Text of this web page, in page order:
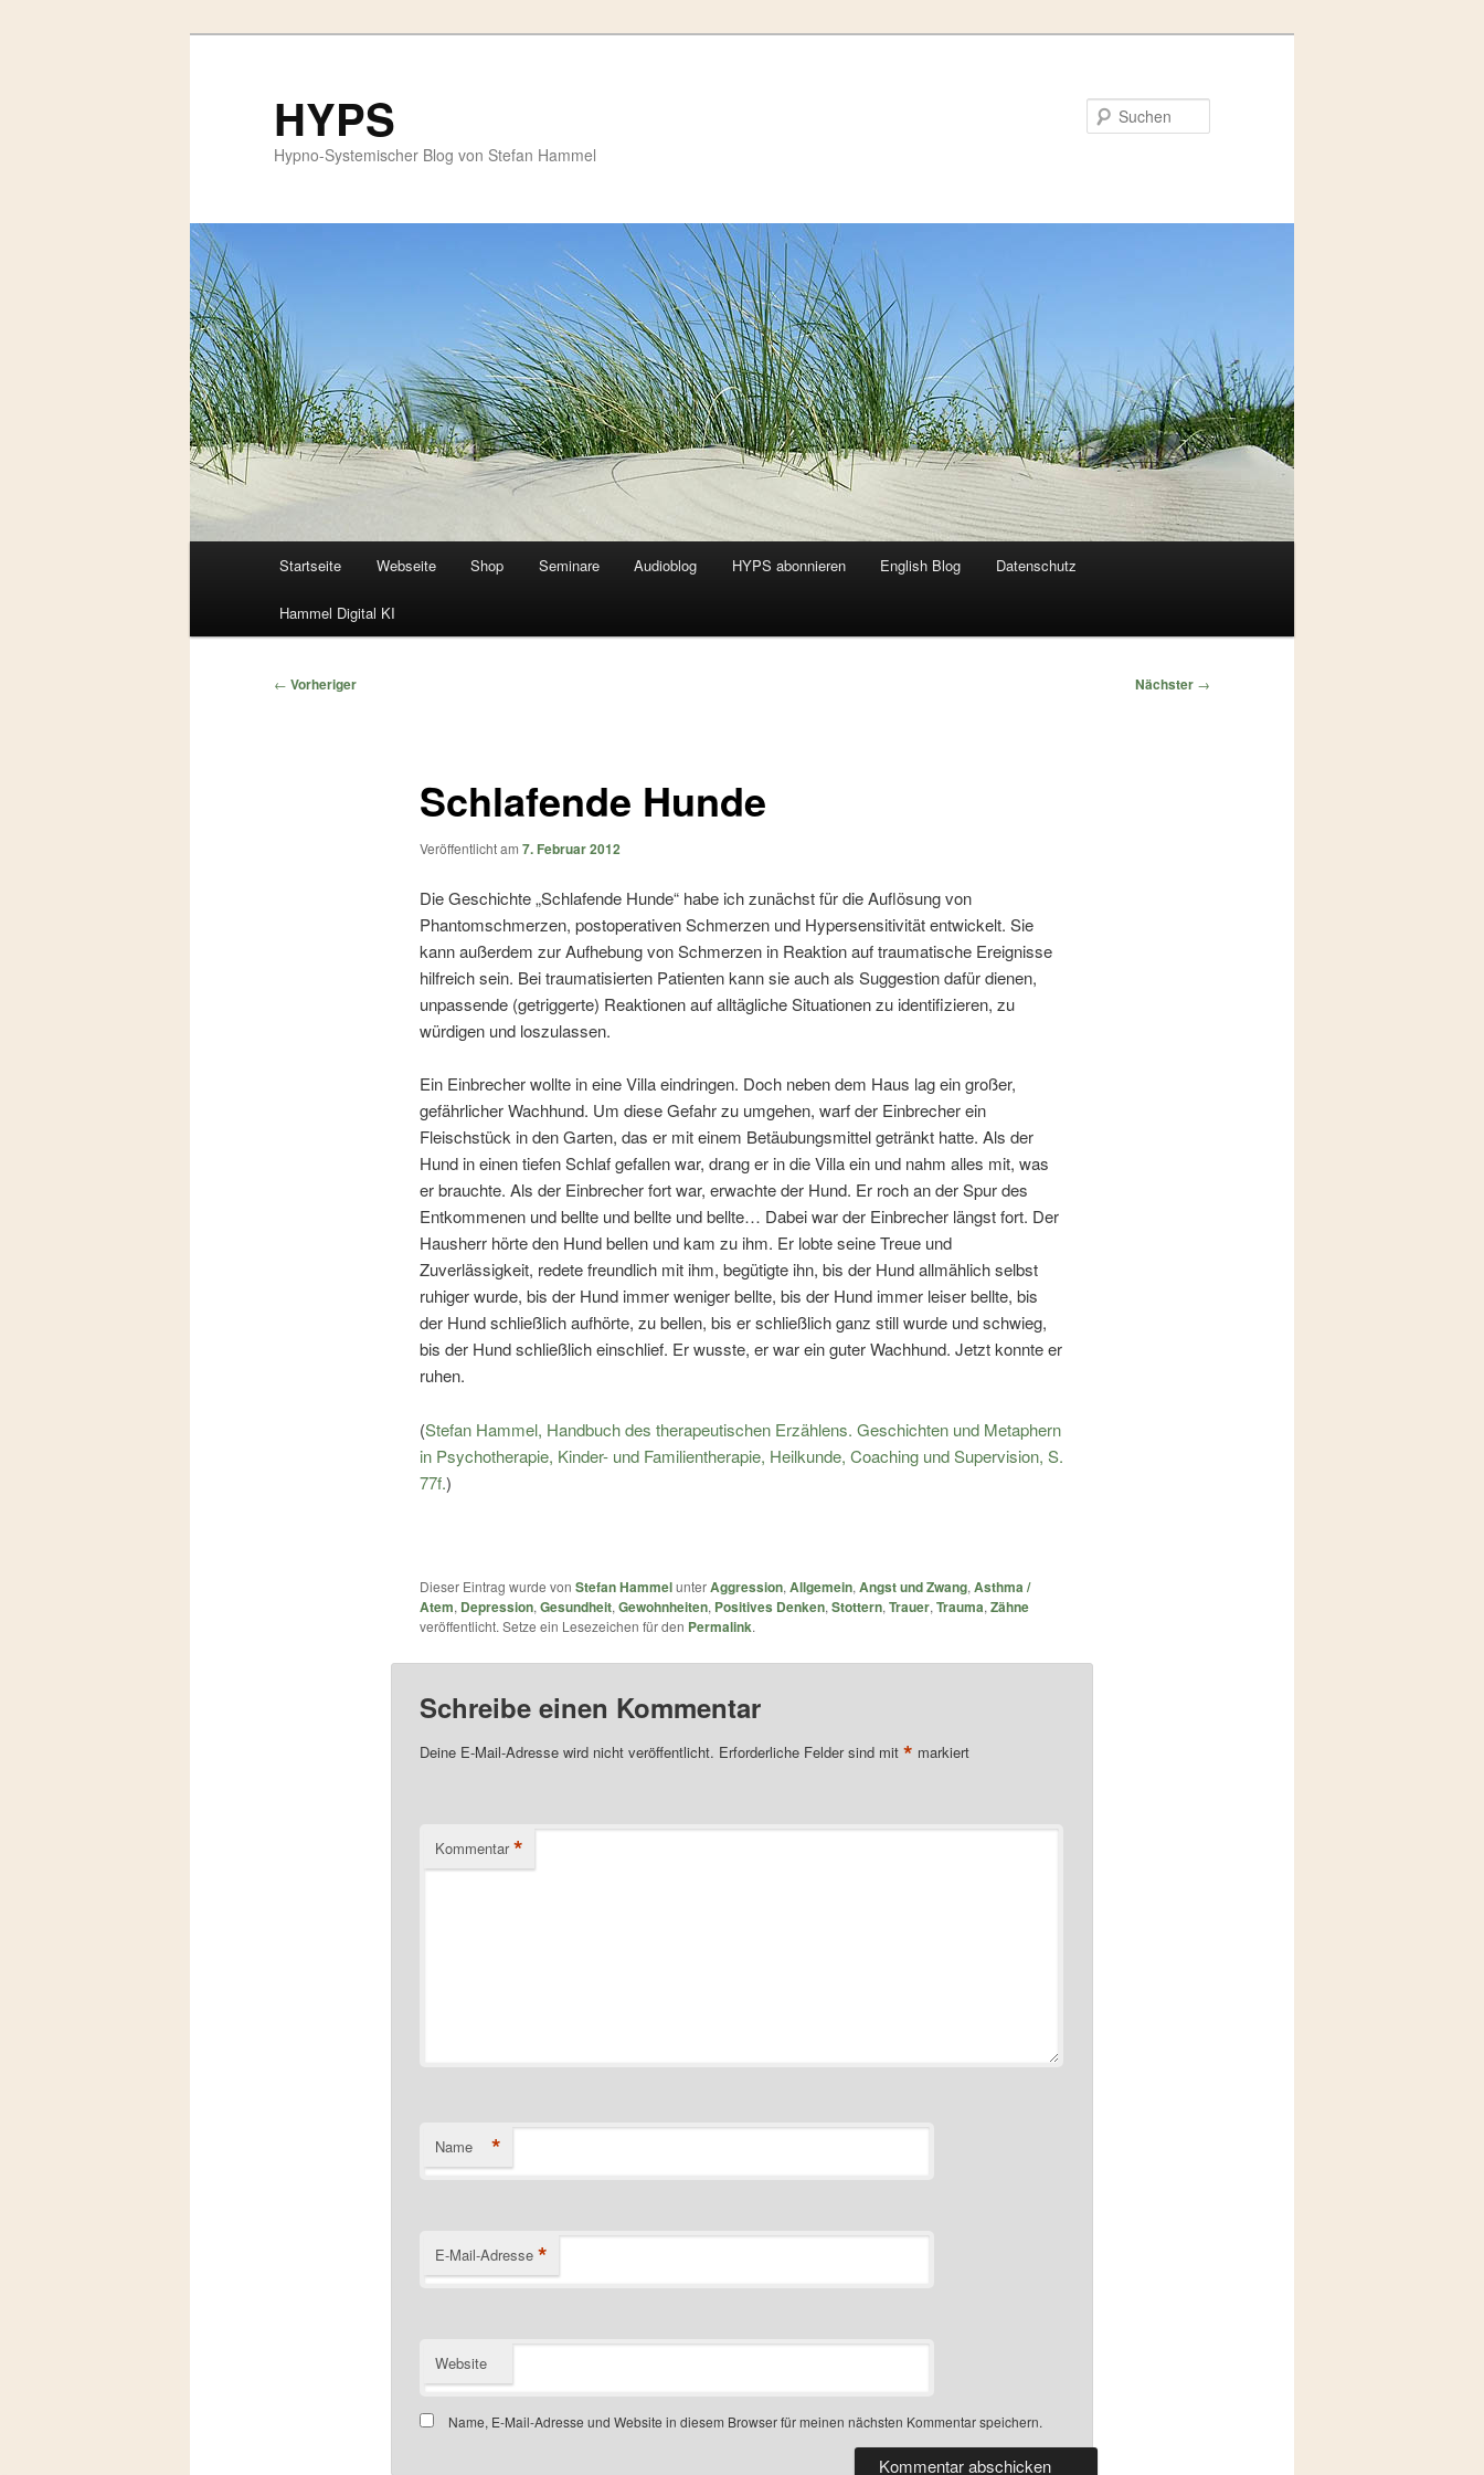
HYPS
Hypno-Systemischer Blog von Stefan Hammel
Zum
primären
Inhalt
Zum
sekundären
Inhalt
Startseite Webseite Shop Seminare Audioblog HYPS abonnieren English Blog Datenschutz
Hammel Digital KI
Beitragsnavigation
← Vorheriger Nächster →
Schlafende Hunde
Veröffentlicht am 7. Februar 2012
Die Geschichte „Schlafende Hunde“ habe ich zunächst für die Auflösung von
Phantomschmerzen, postoperativen Schmerzen und Hypersensitivität entwickelt. Sie
kann außerdem zur Aufhebung von Schmerzen in Reaktion auf traumatische Ereignisse
hilfreich sein. Bei traumatisierten Patienten kann sie auch als Suggestion dafür dienen,
unpassende (getriggerte) Reaktionen auf alltägliche Situationen zu identifizieren, zu
würdigen und loszulassen.
Ein Einbrecher wollte in eine Villa eindringen. Doch neben dem Haus lag ein großer,
gefährlicher Wachhund. Um diese Gefahr zu umgehen, warf der Einbrecher ein
Fleischstück in den Garten, das er mit einem Betäubungsmittel getränkt hatte. Als der
Hund in einen tiefen Schlaf gefallen war, drang er in die Villa ein und nahm alles mit, was
er brauchte. Als der Einbrecher fort war, erwachte der Hund. Er roch an der Spur des
Entkommenen und bellte und bellte und bellte… Dabei war der Einbrecher längst fort. Der
Hausherr hörte den Hund bellen und kam zu ihm. Er lobte seine Treue und
Zuverlässigkeit, redete freundlich mit ihm, begütigte ihn, bis der Hund allmählich selbst
ruhiger wurde, bis der Hund immer weniger bellte, bis der Hund immer leiser bellte, bis
der Hund schließlich aufhörte, zu bellen, bis er schließlich ganz still wurde und schwieg,
bis der Hund schließlich einschlief. Er wusste, er war ein guter Wachhund. Jetzt konnte er
ruhen.
(Stefan Hammel, Handbuch des therapeutischen Erzählens. Geschichten und Metaphern
in Psychotherapie, Kinder- und Familientherapie, Heilkunde, Coaching und Supervision, S.
77f.)
Dieser Eintrag wurde von Stefan HammelunterAggression, Allgemein, Angst und Zwang, Asthma /
Atem, Depression, Gesundheit, Gewohnheiten, Positives Denken, Stottern, Trauer, Trauma, Zähne
veröffentlicht. Setze ein Lesezeichen für den Permalink.
Schreibe einen Kommentar
Deine E-Mail-Adresse wird nicht veröffentlicht. Erforderliche Felder sind mit * markiert
Kommentar *
Name *
E-Mail-Adresse *
Website
Name, E-Mail-Adresse und Website in diesem Browser für meinen nächsten Kommentar speichern.